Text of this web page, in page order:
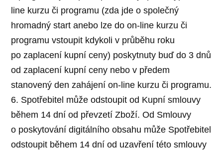
line kurzu či programu (zda jde o společný
hromadný start anebo lze do on-line kurzu či
programu vstoupit kdykoli v průběhu roku
po zaplacení kupní ceny) poskytnuty buď do 3 dnů
od zaplacení kupní ceny nebo v předem
stanovený den zahájení on-line kurzu či programu.
6. Spotřebitel může odstoupit od Kupní smlouvy
během 14 dní od převzetí Zboží. Od Smlouvy
o poskytování digitálního obsahu může Spotřebitel
odstoupit během 14 dní od uzavření této smlouvy